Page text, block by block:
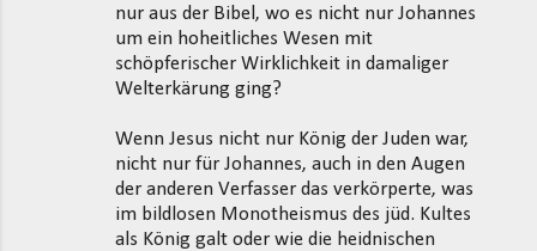
nur aus der Bibel, wo es nicht nur Johannes
um ein hoheitliches Wesen mit
schöpferischer Wirklichkeit in damaliger
Welterkärung ging?
Wenn Jesus nicht nur König der Juden war,
nicht nur für Johannes, auch in den Augen
der anderen Verfasser das verkörperte, was
im bildlosen Monotheismus des jüd. Kultes
als König galt oder wie die heidnischen